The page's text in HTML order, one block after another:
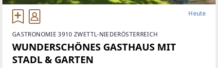
Heute
GASTRONOMIE 3910 ZWETTL-NIEDERÖSTERREICH
WUNDERSCHÖNES GASTHAUS MIT
STADL & GARTEN